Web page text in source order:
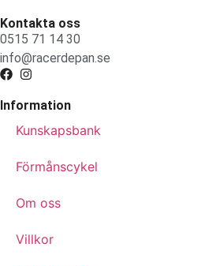
Kontakta oss
0515 71 14 30
info@racerdepan.se
Information
Kunskapsbank
Förmånscykel
Om oss
Villkor